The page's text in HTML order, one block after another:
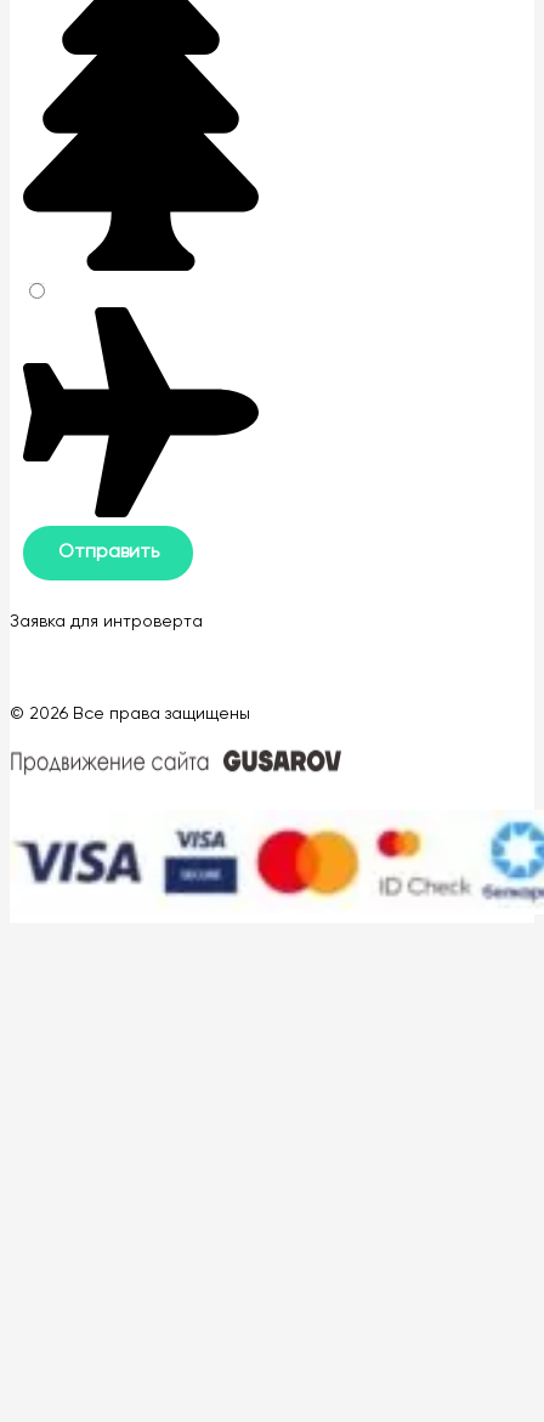
Заявка для интроверта
© 2026 Все права защищены